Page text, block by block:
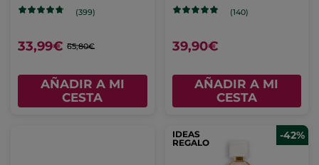
(399)
33,99€ 65,80€
AÑADIR A MI
CESTA
(140)
39,90€
AÑADIR A MI
CESTA
IDEAS
REGALO
-42%